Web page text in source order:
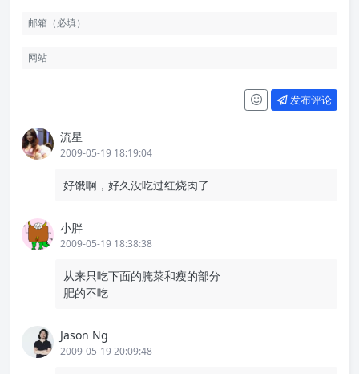
发布评论
流星
2009-05-19 18:19:04
好饿啊，好久没吃过红烧肉了
小胖
2009-05-19 18:38:38
从来只吃下面的腌菜和瘦的部分
肥的不吃
Jason Ng
2009-05-19 20:09:48